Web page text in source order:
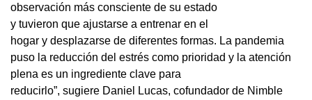
observación más consciente de su estado
y tuvieron que ajustarse a entrenar en el
hogar y desplazarse de diferentes formas. La pandemia
puso la reducción del estrés como prioridad y la atención
plena es un ingrediente clave para
reducirlo”, sugiere Daniel Lucas, cofundador de Nimble